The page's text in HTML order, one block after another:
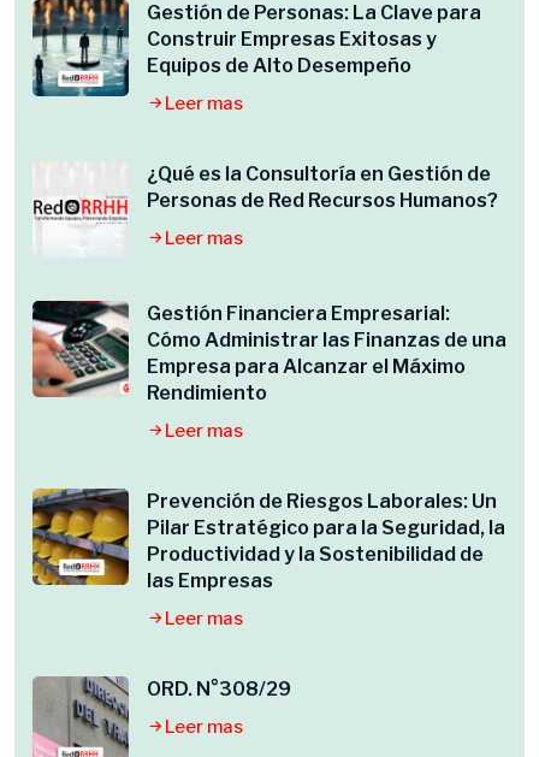
Gestión de Personas: La Clave para
Construir Empresas Exitosas y
Equipos de Alto Desempeño
Leer mas
¿Qué es la Consultoría en Gestión de
Personas de Red Recursos Humanos?
Leer mas
Gestión Financiera Empresarial:
Cómo Administrar las Finanzas de una
Empresa para Alcanzar el Máximo
Rendimiento
Leer mas
Prevención de Riesgos Laborales: Un
Pilar Estratégico para la Seguridad, la
Productividad y la Sostenibilidad de
las Empresas
Leer mas
ORD. N°308/29
Leer mas